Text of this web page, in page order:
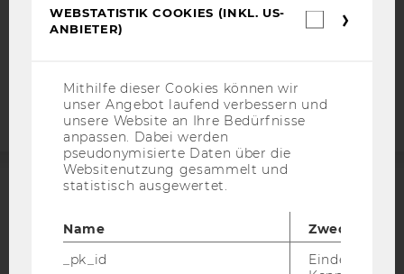
COOKIE EINSTELLUNGEN
EQUIS AACSB
WEBSTATISTIK COOKIES (INKL. US-
ANBIETER)
Mithilfe dieser Cookies können wir
unser Angebot laufend verbessern und
unsere Website an Ihre Bedürfnisse
anpassen. Dabei werden
pseudonymisierte Daten über die
Websitenutzung gesammelt und
statistisch ausgewertet.
Name
Zweck
_pk_id
Eindeutige